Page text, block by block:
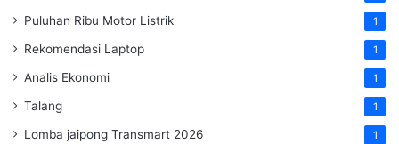
Puluhan Ribu Motor Listrik 1
Rekomendasi Laptop 1
Analis Ekonomi 1
Talang 1
Lomba jaipong Transmart 2026 1